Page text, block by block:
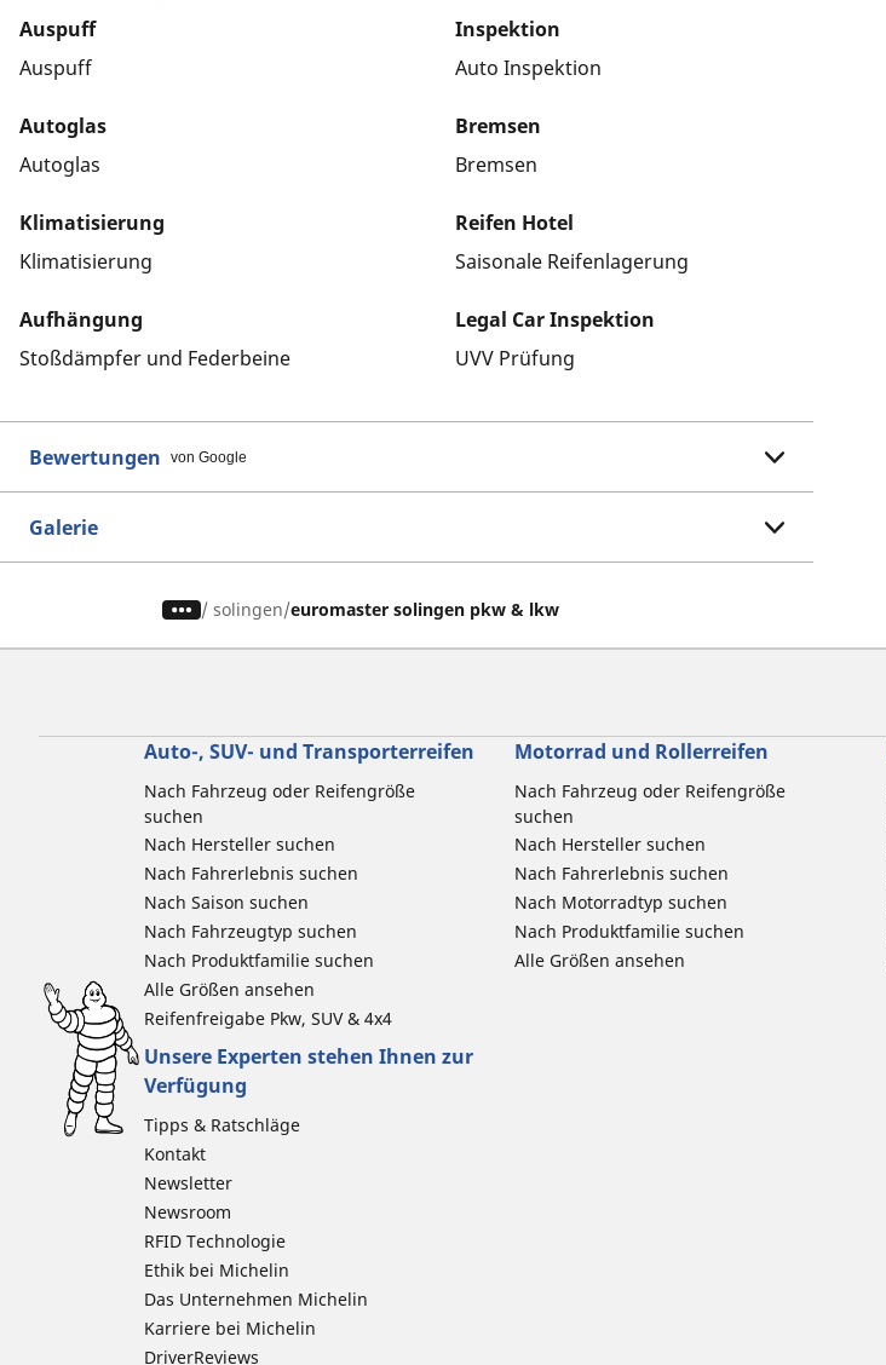
Auspuff
Auspuff
Inspektion
Auto Inspektion
Autoglas
Autoglas
Bremsen
Bremsen
Klimatisierung
Klimatisierung
Reifen Hotel
Saisonale Reifenlagerung
Aufhängung
Stoßdämpfer und Federbeine
Legal Car Inspektion
UVV Prüfung
Bewertungen von Google
Galerie
/ solingen euromaster solingen pkw & lkw
Auto-, SUV- und Transporterreifen
Nach Fahrzeug oder Reifengröße
suchen
Nach Hersteller suchen
Nach Fahrerlebnis suchen
Nach Saison suchen
Nach Fahrzeugtyp suchen
Nach Produktfamilie suchen
Alle Größen ansehen
Reifenfreigabe Pkw, SUV & 4x4
Motorrad und Rollerreifen
Nach Fahrzeug oder Reifengröße
suchen
Nach Hersteller suchen
Nach Fahrerlebnis suchen
Nach Motorradtyp suchen
Nach Produktfamilie suchen
Alle Größen ansehen
Unsere Experten stehen Ihnen zur
Verfügung
Tipps & Ratschläge
Kontakt
Newsletter
Newsroom
RFID Technologie
Ethik bei Michelin
Das Unternehmen Michelin
Karriere bei Michelin
DriverReviews